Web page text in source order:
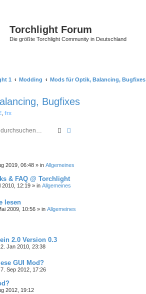
Torchlight Forum
Die größte Torchlight Community in Deutschland
1 Modding Mods für Optik, Balancing, Bugfixes
Bugfixes
frx
Suche
2019, 06:48 » in Allgemeines
& FAQ @ Torchlight
2010, 12:19 » in Allgemeines
lesen
2009, 10:56 » in Allgemeines
2.0 Version 0.3
Jan 2010, 23:38
GUI Mod?
7. Sep 2012, 17:26
2012, 19:12